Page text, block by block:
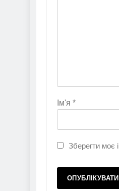
Ім'я *
Зберегти моє